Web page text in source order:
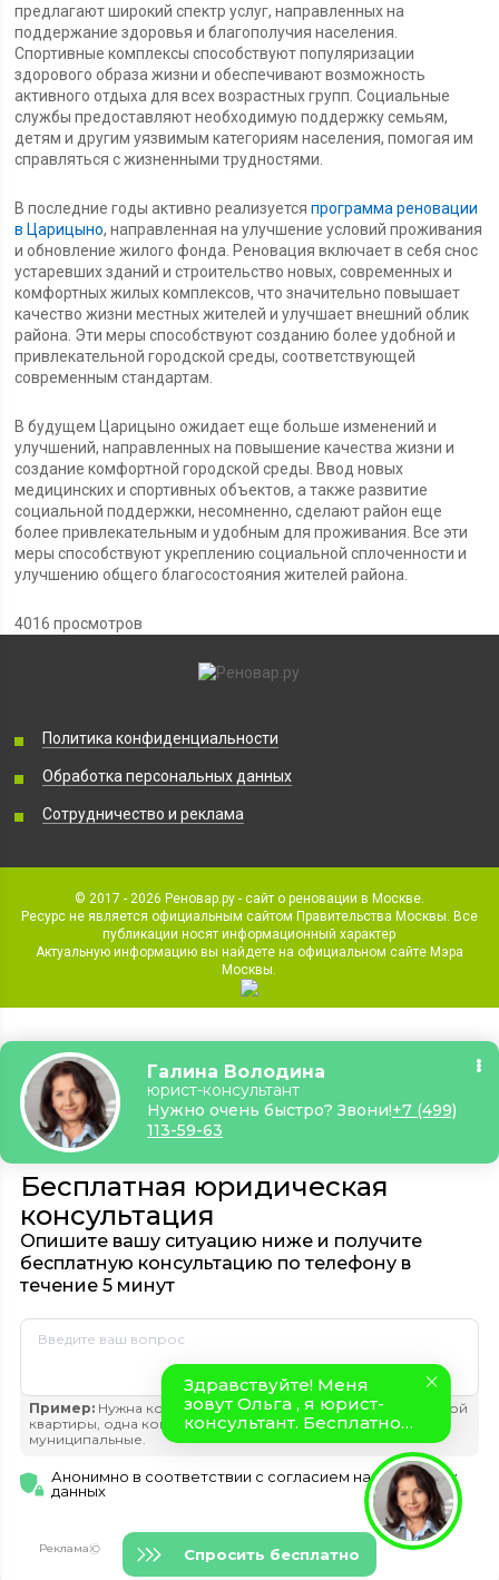
предлагают широкий спектр услуг, направленных на
поддержание здоровья и благополучия населения.
Спортивные комплексы способствуют популяризации
здорового образа жизни и обеспечивают возможность
активного отдыха для всех возрастных групп. Социальные
службы предоставляют необходимую поддержку семьям,
детям и другим уязвимым категориям населения, помогая им
справляться с жизненными трудностями.
В последние годы активно реализуетсяпрограмма реновации
в Царицыно, направленная на улучшение условий проживания
и обновление жилого фонда. Реновация включает в себя снос
устаревших зданий и строительство новых, современных и
комфортных жилых комплексов, что значительно повышает
качество жизни местных жителей и улучшает внешний облик
района. Эти меры способствуют созданию более удобной и
привлекательной городской среды, соответствующей
современным стандартам.
В будущем Царицыно ожидает еще больше изменений и
улучшений, направленных на повышение качества жизни и
создание комфортной городской среды. Ввод новых
медицинских и спортивных объектов, а также развитие
социальной поддержки, несомненно, сделают район еще
более привлекательным и удобным для проживания. Все эти
меры способствуют укреплению социальной сплоченности и
улучшению общего благосостояния жителей района.
4016 просмотров
Политика конфиденциальности
Обработка персональных данных
Сотрудничество и реклама
© 2017 - 2026 Реновар.ру - сайт о реновации в Москве.
Ресурс не является официальным сайтом Правительства Москвы. Все
публикации носят информационный характер
Актуальную информацию вы найдете на официальном сайте Мэра
Москвы.